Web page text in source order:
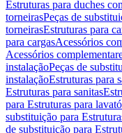
Estruturas para duches
torneirasPeças de
torneirasEstruturas para
para cargasAcessórios
Acessórios
instalaçãoPeças de
instalaçãoEstruturas para
Estruturas para sanitas
para Estruturas para
substituição para
de substituição para